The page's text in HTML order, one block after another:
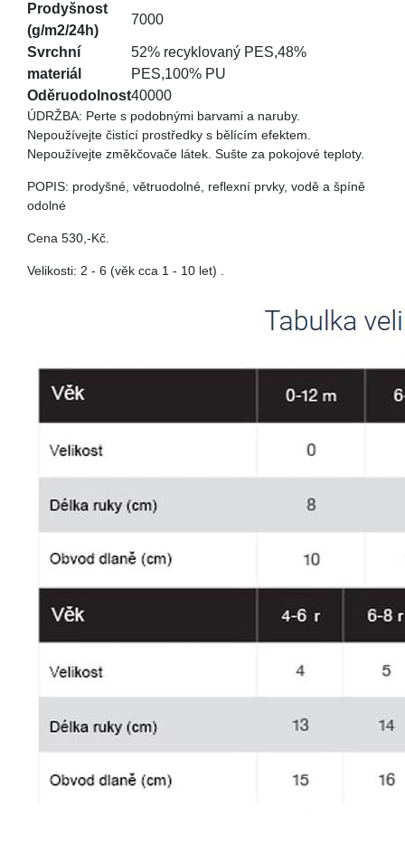
Prodyšnost
(g/m2/24h)
7000
Svrchní
materiál
52% recyklovaný PES,48%
PES,100% PU
Oděruodolnost40000
ÚDRŽBA: Perte s podobnými barvami a naruby.
Nepoužívejte čistící prostředky s bělícím efektem.
Nepoužívejte změkčovače látek. Sušte za pokojové teploty.
POPIS: prodyšné, větruodolné, reflexní prvky, vodě a špíně
odolné
Cena 530,-Kč.
Velikosti: 2 - 6 (věk cca 1 - 10 let) .